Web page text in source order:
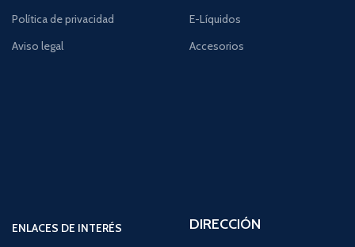
Política de privacidad
Aviso legal
E-Líquidos
Accesorios
ENLACES DE INTERÉS
DIRECCIÓN